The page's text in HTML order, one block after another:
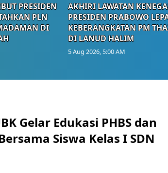
PRESIDEN
PLN
DI
AKHIRI LAWATAN
PRESIDEN PRABOWO
KEBERANGKATAN PM
DI LANUD HALIM
5 Aug 2026, 5:00 AM
Gelar Edukasi PHBS dan
Siswa Kelas I SDN